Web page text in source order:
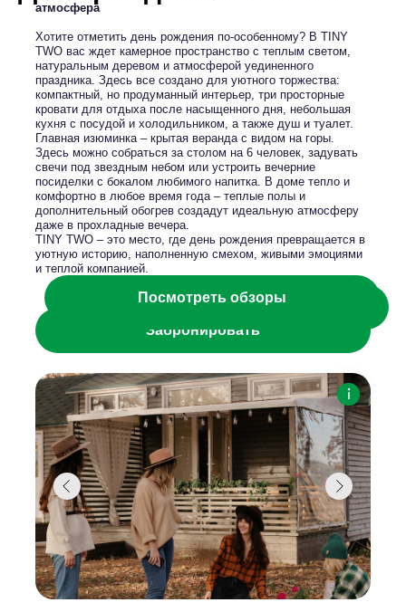
Забронировать
Посмотреть фотоотчеты
Посмотреть обзоры
атмосфера
Хотите отметить день рождения по-особенному? В TINY
TWO вас ждет камерное пространство с теплым светом,
натуральным деревом и атмосферой уединенного
праздника. Здесь все создано для уютного торжества:
компактный, но продуманный интерьер, три просторные
кровати для отдыха после насыщенного дня, небольшая
кухня с посудой и холодильником, а также душ и туалет.
Главная изюминка – крытая веранда с видом на горы.
Здесь можно собраться за столом на 6 человек, задувать
свечи под звездным небом или устроить вечерние
посиделки с бокалом любимого напитка. В доме тепло и
комфортно в любое время года – теплые полы и
дополнительный обогрев создадут идеальную атмосферу
даже в прохладные вечера.
TINY TWO – это место, где день рождения превращается в
уютную историю, наполненную смехом, живыми эмоциями
и теплой компанией.